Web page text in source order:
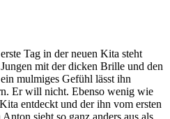
Tag in der neuen Kita steht
mit der dicken Brille und den
mulmiges Gefühl lässt ihn
Er will nicht. Ebenso wenig wie
entdeckt und der ihn vom ersten
sieht so ganz anders aus als